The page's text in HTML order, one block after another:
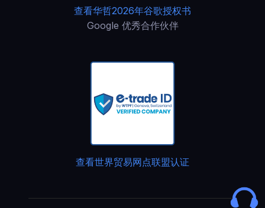
查看华哲2026年谷歌授权书
Google 优秀合作伙伴
查看世界贸易网点联盟认证